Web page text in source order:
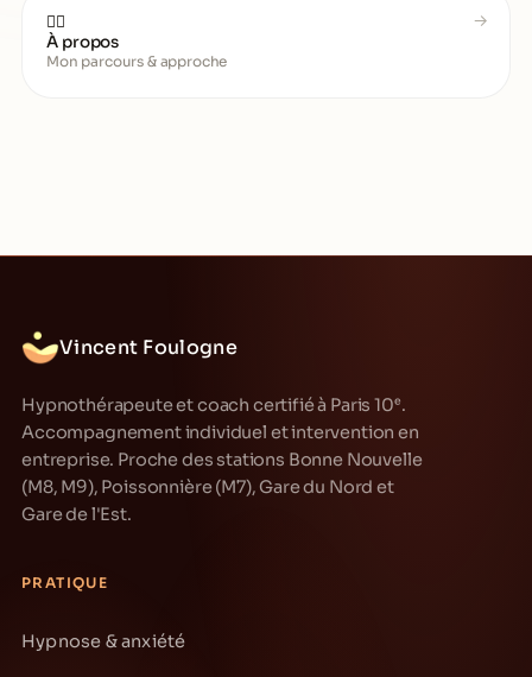
🧑‍⚕️
À propos
Mon parcours & approche
Vincent Foulogne
Hypnothérapeute et coach certifié à Paris 10ᵉ.
Accompagnement individuel et intervention en
entreprise. Proche des stations Bonne Nouvelle
(M8, M9), Poissonnière (M7), Gare du Nord et
Gare de l'Est.
PRATIQUE
Hypnose & anxiété